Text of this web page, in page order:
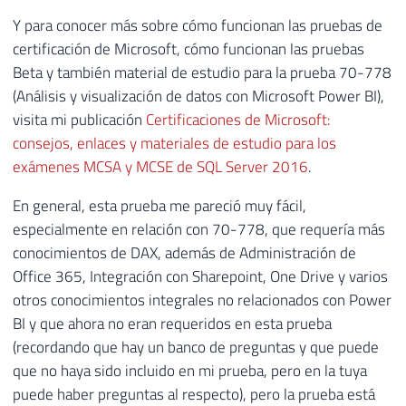
Y para conocer más sobre cómo funcionan las pruebas de
certificación de Microsoft, cómo funcionan las pruebas
Beta y también material de estudio para la prueba 70-778
(Análisis y visualización de datos con Microsoft Power BI),
visita mi publicación Certificaciones de Microsoft:
consejos, enlaces y materiales de estudio para los
exámenes MCSA y MCSE de SQL Server 2016.
En general, esta prueba me pareció muy fácil,
especialmente en relación con 70-778, que requería más
conocimientos de DAX, además de Administración de
Office 365, Integración con Sharepoint, One Drive y varios
otros conocimientos integrales no relacionados con Power
BI y que ahora no eran requeridos en esta prueba
(recordando que hay un banco de preguntas y que puede
que no haya sido incluido en mi prueba, pero en la tuya
puede haber preguntas al respecto), pero la prueba está